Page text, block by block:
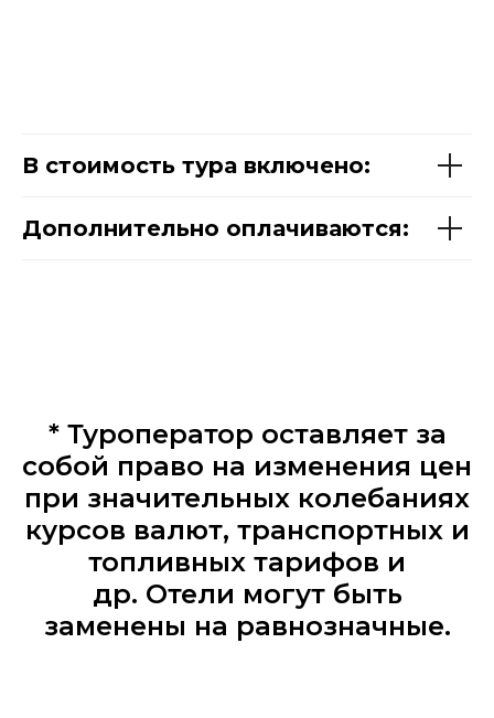
В стоимость тура включено:
Дополнительно оплачиваются:
* Туроператор оставляет за
собой право на изменения цен
при значительных колебаниях
курсов валют, транспортных и
топливных тарифов и
др. Отели могут быть
заменены на равнозначные.